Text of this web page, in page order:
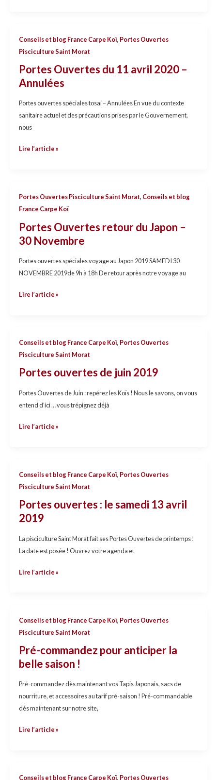
Conseils et blog France Carpe Koï, Portes Ouvertes
Pisciculture Saint Morat
Portes Ouvertes du 11 avril 2020 –
Annulées
Portes ouvertes spéciales tosai – Annulées En vue du contexte
sanitaire actuel et des précautions prises par le Gouvernement,
nous
Portes
Ouvertes
11
avril
2020
Lire l’article »
Portes Ouvertes Pisciculture Saint Morat, Conseils et blog
France Carpe Koï
Portes Ouvertes retour du Japon –
30 Novembre
Portes ouvertes spéciales voyage au Japon 2019 SAMEDI 30
NOVEMBRE 2019de 9h à 18h De retour après notre voyage au
Portes
Ouvertes
du
Japon
–
30
Lire l’article »
Conseils et blog France Carpe Koï, Portes Ouvertes
Pisciculture Saint Morat
Portes ouvertes de juin 2019
Portes Ouvertes de Juin : repérez les Koïs ! Nous le savons, on vous
entend d’ici … vous trépignez déjà
Portes
ouvertes
de
juin
2019
Lire l’article »
Conseils et blog France Carpe Koï, Portes Ouvertes
Pisciculture Saint Morat
Portes ouvertes : le samedi 13 avril
2019
La pisciculture Saint Morat fait ses Portes Ouvertes de printemps !
La date est posée ! Ouvrez votre agenda et
Portes
ouvertes
le
samedi
13
avril
Lire l’article »
Conseils et blog France Carpe Koï, Portes Ouvertes
Pisciculture Saint Morat
Pré-commandez pour anticiper la
belle saison !
Pré-commandez dès maintenant vos Tapis Japonais, sacs de
nourriture, et accessoires au tarif pré-saison ! Pré-commandable
dès maintenant sur notre site,
Pré-
commandez
anticiper
la
belle
saison
Lire l’article »
Conseils et blog France Carpe Koï, Portes Ouvertes
Portes